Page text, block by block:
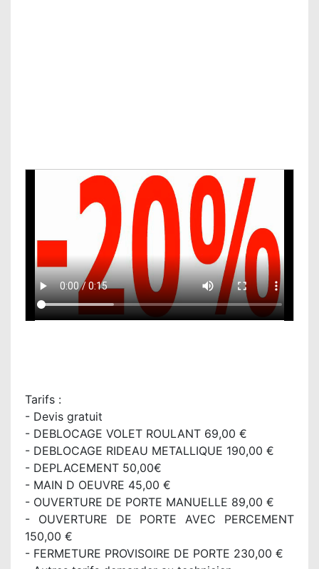
Tarifs :
- Devis gratuit
- DEBLOCAGE VOLET ROULANT 69,00 €
- DEBLOCAGE RIDEAU METALLIQUE 190,00 €
- DEPLACEMENT 50,00€
- MAIN D OEUVRE 45,00 €
- OUVERTURE DE PORTE MANUELLE 89,00 €
- OUVERTURE DE PORTE AVEC PERCEMENT
150,00 €
- FERMETURE PROVISOIRE DE PORTE 230,00 €